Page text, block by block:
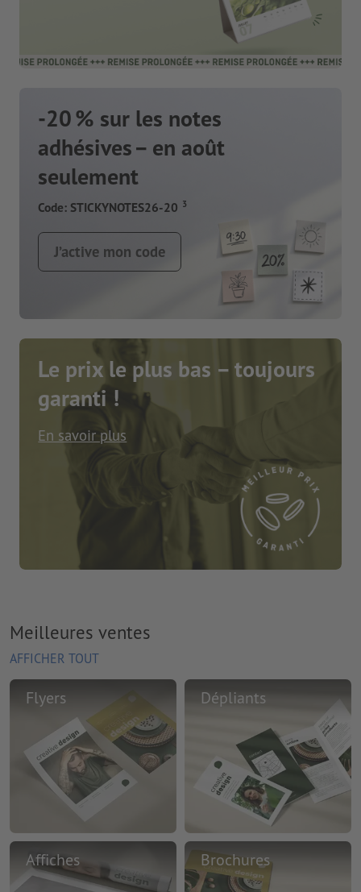
-20 % sur les notes
adhésives – en août
seulement
Code: STICKYNOTES26-20 3
J’active mon code
Le prix le plus bas – toujours
garanti !
En savoir plus
Meilleures ventes
AFFICHER TOUT
Flyers Dépliants
Affiches Brochures